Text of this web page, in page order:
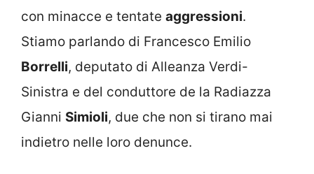
con minacce e tentate aggressioni.
Stiamo parlando di Francesco Emilio
Borrelli, deputato di Alleanza Verdi-
Sinistra e del conduttore de la Radiazza
Gianni Simioli, due che non si tirano mai
indietro nelle loro denunce.